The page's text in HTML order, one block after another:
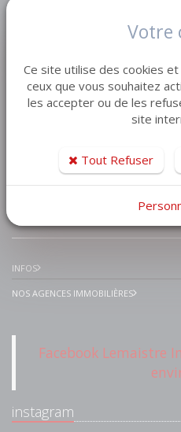
VENTE TERRAIN
VENTE IMMEUBLE
INFOS
NOS AGENCES IMMOBILIÈRES
Facebook Lemaistre
instagram
Votre
Ce site utilise des cookies
ceux que vous souhaitez
les accepter ou de les
site
Tout Refuser